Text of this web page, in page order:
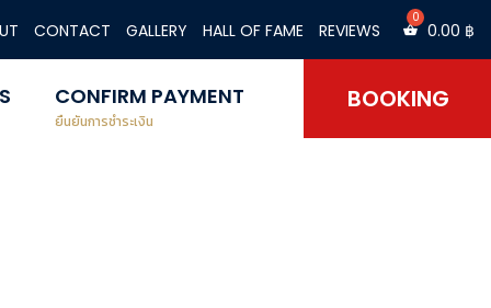
CONTACT GALLERY HALL OF FAME REVIEWS 0.00 ฿
CONFIRM PAYMENT
ยืนยันการชำระเงิน
BOOKING